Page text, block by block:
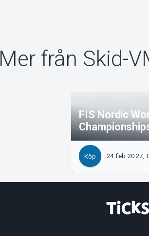
Mer från Skid-
FIS Nordic
Köp 24 feb 2027,